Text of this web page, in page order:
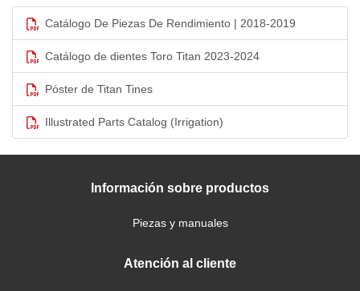
Catálogo De Piezas De Rendimiento | 2018-2019
Catálogo de dientes Toro Titan 2023-2024
Póster de Titan Tines
Illustrated Parts Catalog (Irrigation)
Información sobre productos
Piezas y manuales
Atención al cliente